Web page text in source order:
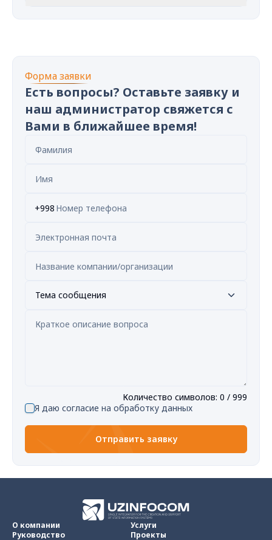
Форма заявки
Есть вопросы? Оставьте заявку и
наш администратор свяжется с
Вами в ближайшее время!
+998
Тема сообщения
Количество символов: 0 / 999
Я даю согласие на обработку данных
Отправить заявку
О компании
Руководство
Услуги
Проекты